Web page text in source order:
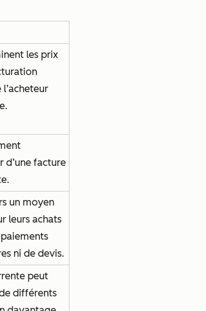
les prix
d’une facture
un moyen
leurs achats
ni de devis.
peut
différents